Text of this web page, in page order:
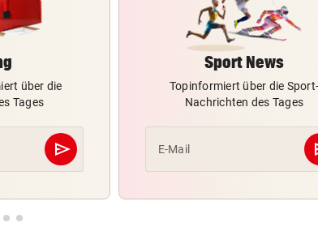
über die
Tages
send
Abschicken
Sport News
Topinformiert über die Sport-
Nachrichten des Tages
E-Mail